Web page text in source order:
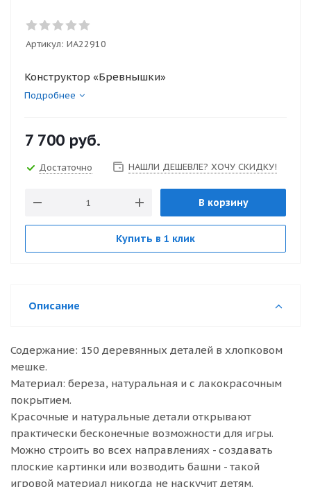
Артикул: ИА22910
Конструктор «Бревнышки»
Подробнее
7 700 руб.
Достаточно НАШЛИ ДЕШЕВЛЕ? ХОЧУ СКИДКУ!
В корзину
Купить в 1 клик
Описание
Содержание: 150 деревянных деталей в хлопковом
мешке.
Материал: береза, натуральная и с лакокрасочным
покрытием.
Красочные и натуральные детали открывают
практически бесконечные возможности для игры.
Можно строить во всех направлениях - создавать
плоские картинки или возводить башни - такой
игровой материал никогда не наскучит детям.